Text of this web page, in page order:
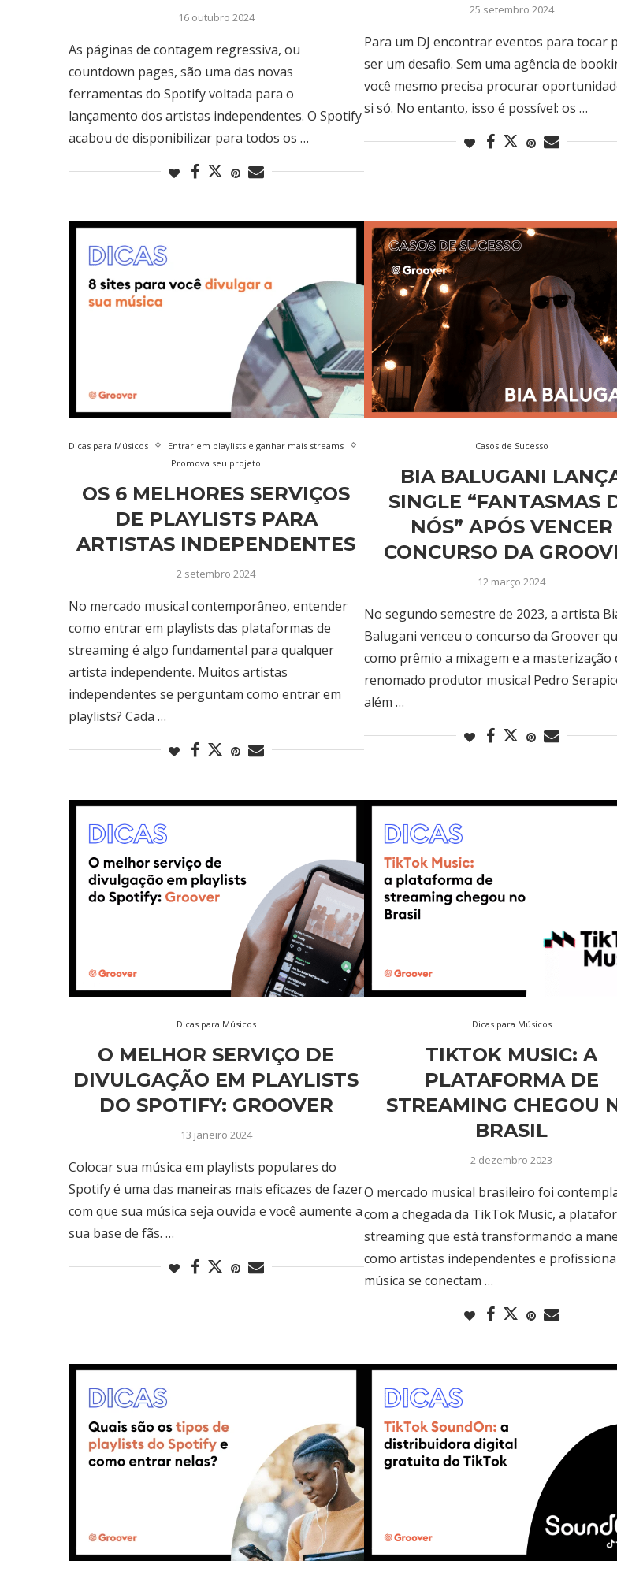
16 outubro 2024
As páginas de contagem regressiva, ou
countdown pages, são uma das novas
ferramentas do Spotify voltada para o
lançamento dos artistas independentes. O Spotify
acabou de disponibilizar para todos os …
25 setembro 2024
Para um DJ encontrar eventos para tocar
ser um desafio. Sem uma agência de
você mesmo precisa procurar
si só. No entanto, isso é possível: os …
Dicas para Músicos
Entrar em playlists e ganhar mais streams
Promova seu projeto
OS 6 MELHORES SERVIÇOS
DE PLAYLISTS PARA
ARTISTAS INDEPENDENTES
2 setembro 2024
No mercado musical contemporâneo, entender
como entrar em playlists das plataformas de
streaming é algo fundamental para qualquer
artista independente. Muitos artistas
independentes se perguntam como entrar em
playlists? Cada …
Casos de Sucesso
BIA BALUGANI
SINGLE “FANTASMAS
NÓS” APÓS VENCER
CONCURSO DA
12 março 2024
No segundo semestre de 2023, a artista
Balugani venceu o concurso da Groover
como prêmio a mixagem e a masterização
renomado produtor musical Pedro
além …
Dicas para Músicos
O MELHOR SERVIÇO DE
DIVULGAÇÃO EM PLAYLISTS
DO SPOTIFY: GROOVER
13 janeiro 2024
Colocar sua música em playlists populares do
Spotify é uma das maneiras mais eficazes de fazer
com que sua música seja ouvida e você aumente a
sua base de fãs. …
Dicas para Músicos
TIKTOK MUSIC: A
PLATAFORMA DE
STREAMING CHEGOU
BRASIL
2 dezembro 2023
O mercado musical brasileiro foi
com a chegada da TikTok Music, a
streaming que está transformando a
como artistas independentes e
música se conectam …